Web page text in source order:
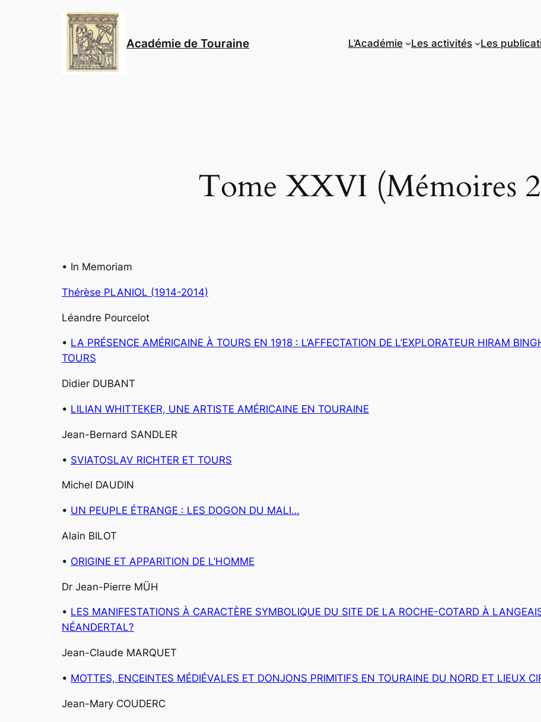
Académie de Touraine L’Académie Les activités Les
Tome XXVI (Mémoires
• In Memoriam
Thérèse PLANIOL (1914-2014)
Léandre Pourcelot
• LA PRÉSENCE AMÉRICAINE À TOURS EN 1918 : L’AFFECTATION DE L’EXPLORATEUR HIRAM
TOURS
Didier DUBANT
• LILIAN WHITTEKER, UNE ARTISTE AMÉRICAINE EN TOURAINE
Jean-Bernard SANDLER
• SVIATOSLAV RICHTER ET TOURS
Michel DAUDIN
• UN PEUPLE ÉTRANGE : LES DOGON DU MALI…
Alain BILOT
• ORIGINE ET APPARITION DE L’HOMME
Dr Jean-Pierre MÜH
• LES MANIFESTATIONS À CARACTÈRE SYMBOLIQUE DU SITE DE LA ROCHE-COTARD À
NÉANDERTAL?
Jean-Claude MARQUET
• MOTTES, ENCEINTES MÉDIÉVALES ET DONJONS PRIMITIFS EN TOURAINE DU NORD ET LIEUX
Jean-Mary COUDERC